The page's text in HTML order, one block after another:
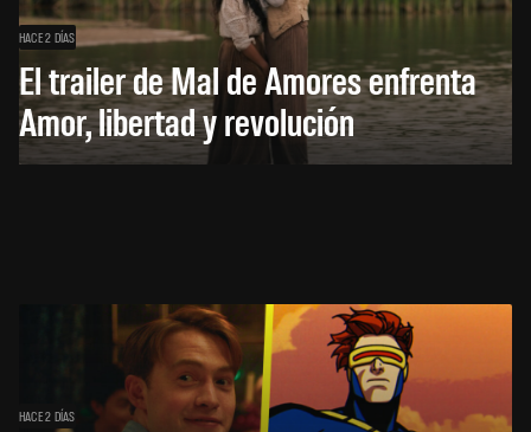
HACE 2 DÍAS
El trailer de Mal de Amores enfrenta
Amor, libertad y revolución
HACE 2 DÍAS